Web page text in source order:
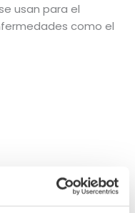
usan para el
como el